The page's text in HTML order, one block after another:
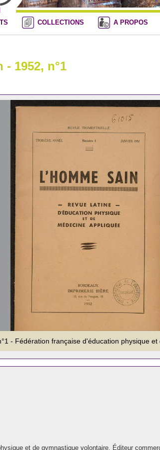
COLLECTIONS A PROPOS
1952, n°1
et de gymnastique volontaire. Éditeur